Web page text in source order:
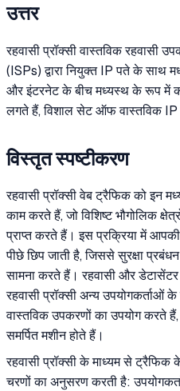
उत्तर
रहवासी प्रॉक्सी वास्तविक रहवासी
(ISPs) द्वारा नियुक्त IP पते के साथ
और इंटरनेट के बीच मध्यस्थ के रूप में
लगते हैं, विशाल सेट ऑफ वास्तविक IP
विस्तृत स्पष्टीकरण
रहवासी प्रॉक्सी वेब ट्रैफिक को इन
काम करते हैं, जो विशिष्ट भौगोलिक
प्राप्त करते हैं। इस प्रक्रिया में
पीछे छिप जाती है, जिससे सुरक्षा
सामना करते हैं। रहवासी और
रहवासी प्रॉक्सी अन्य
वास्तविक उपकरणों का उपयोग करते हैं,
समर्पित मशीन होते हैं।
रहवासी प्रॉक्सी के माध्यम से ट्रैफिक
चरणों का अनुसरण करती है: